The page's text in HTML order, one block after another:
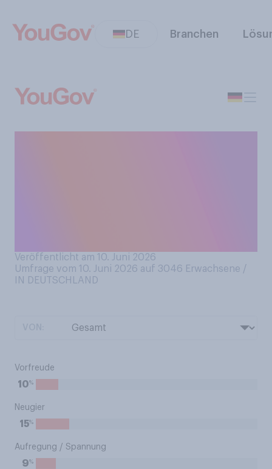
DE Branchen
Veröffentlicht am 10. Juni 2026
Umfrage vom 10. Juni 2026 auf 3046 Erwachsene /
IN DEUTSCHLAND
Vorfreude
10%
Neugier
15%
Aufregung / Spannung
9%